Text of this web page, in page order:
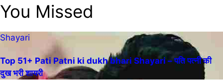
You Missed
Shayari
Top 51+ Pati Patni ki dukh bhari Shayari – पति पत्नी की
दुख भरी शायरी